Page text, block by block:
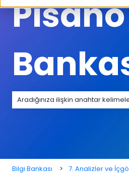
Bilgi Bankası 7. Analizler ve